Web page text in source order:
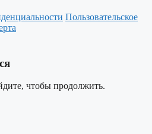
Пользовательское
чтобы продолжить.